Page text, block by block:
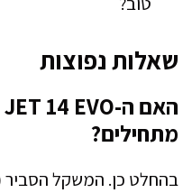
שאלות נפוצות
מתחילים?